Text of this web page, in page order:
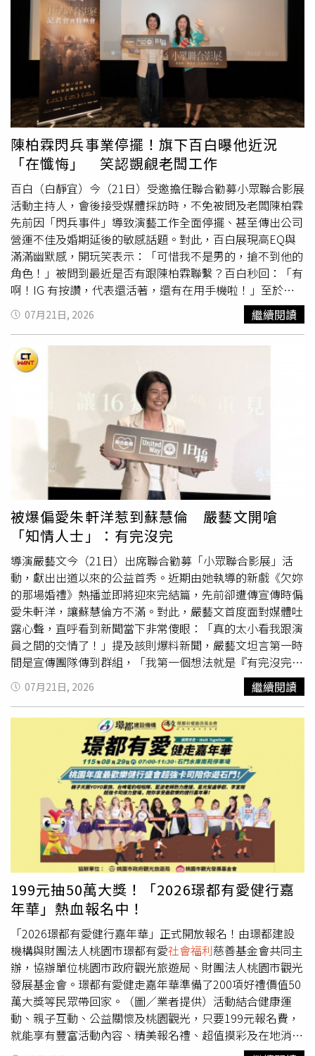
慎評估。保障勞工退休及老年經濟安全是政府責無旁貸的責
任，勞動部將秉持審慎態度，持續蒐集各界意見，逐步檢討
退休金制度。黃玲娜也表示，現階段勞動部持續透過多元方
式鼓勵企業提高提繳率，包括與金管會合作，將提高勞退提
繳率納入2026年ESG評鑑進階加分項目，也將雇主提繳率高
於法定6％列為國家獎項評選的額外加分標準，同時鼓勵勞
雇雙方透過團體協商，將優於法定標準的提繳率納入團體協
約，實質提升勞工退休保障。此外，針對外界提出調高勞保
投保薪資分級表上限及基金運用等建議，勞動部表示，也將
一併評估對勞保財務的整體影響，再審慎研議後續政策方
向。
查，張芳馨因水泥封屍案獲判無期徒刑，判決定讞一年後，
丈夫離家出走被通報為失蹤人口，因此在社會局安排之下，
張芳馨將12歲女兒和7歲兒子的監護權委託一名男子王家
舜，委託期間從2020年10月到2027年11月，後來輾轉得知
王家舜疑似對孩子有不法侵害的行為，因此向新北市社會局
調申請社工調查報告、輔導追蹤紀錄、委託監護事宜的紀
錄、王家舜照顧她小孩所領取的社會福利及補助資料等複
本，但遭到社會局拒絕。張芳馨提了兩次訴願，第二次的結
果是部分准許部分駁回，所以改打行政官司。張芳馨主張孩
子遭毆、受燙傷、被剃眉毛，甚至長期睡在地上，因為媽媽
在坐牢，只能透過社會局了解小孩狀況，相關資料有提供的
必要；她入監後無法直接接觸子女，更不用說繼續照顧，社
會局根本不用考慮她這個母親是否失職、是否需要接受政府
的監督。張芳馨強調，社會局應該幫忙顧好受刑人子女的困
境，而不是緊盯受刑人，既然她還是子女的法定代理人，沒
被剝奪親權，想查詢孩子的資料仍具有正當性。社會局答
辯，張芳馨要調取的資料包括小孩怎麼安排生活、社工處遇
的評估，攸關未成年子女隱私，應取得小孩同意，不可藉由
親權行使的名義侵犯隱私。社會局告訴法院，張芳馨女兒已
滿18歲，兒子差不多上國中了，準備庭開完之後有問過他
們，都反對媽媽調閱檔案，法官做出決定前，應傳喚姊弟倆
到庭表示意見。法官指出，張芳馨殺害小姑才會坐牢，她失
去家庭生活，並不是因為對小孩做了什麼壞事；她的先生失
蹤，父母哥哥已不在人世，弟弟住國外聯絡不上，沒有其他
家人可以伸出援手，家長職責只能落在媽媽身上，才不得不
將監護權委託給王家舜。合議庭認為，張芳馨基於考量小孩
的最佳利益，想確認孩子在王家舜那邊過得好不好，是不是
待在一個適合安全成長的環境，社會局作為主管機關，有義
務照顧保護張芳馨的子女，也有責任協助張芳馨行使親權。
台北高等行政法院判准張芳馨調取子女的追蹤紀錄及評估報
告。（圖／侯世駿攝）北高行表示，既然張芳馨坐牢，不易
得知子女近況，社會局更應該幫她善盡媽媽的責任，張芳馨
申請複製本案文件具有正當理由，因此判決社會局提供社工
服務紀錄、評估報告、兒少事件通報表、家防中心調查記
錄、社工與教師談話記錄、社工探監討論子女事務的訪談紀
錄。新北市社會局回應，社工個案紀錄為社會局內部文件，
實務上不對外提供，惟法院判決後，社會局即依照法院判決
提供相關資料。張芳馨的委任律師證實，在判決確定後，新
北市社會局已依照判決提供文件了。
陳柏霖閃兵事業停擺！旗下百白曝他近況
「在懺悔」 笑認覬覦老闆工作
百白（白靜宜）今（21日）受邀擔任聯合勸募小眾聯合影展
活動主持人，會後接受媒體採訪時，不免被問及老闆陳柏霖
先前因「閃兵事件」導致演藝工作全面停擺、甚至傳出公司
營運不佳及婚期延後的敏感話題。對此，百白展現高EQ與
滿滿幽默感，開玩笑表示：「可惜我不是男的，搶不到他的
角色！」被問到最近是否有跟陳柏霖聯繫？百白秒回：「有
啊！IG 有按讚，代表還活著，還有在用手機啦！」至於老
闆這陣子都在忙些什麼？百白開玩笑直言：「懺悔吧！希望
他好好想一想，做好事、說好話囉。」而針對外界關心的陳
柏霖婚事是否受影響？百白則表示目前尚未收到婚訊通知，
「我也非常期待！但現在應該沒空吧？還是先把眼前的事情
處理好。如果我是女方，我也會說先等一下，事情處理好再
說，不能躁進。」陳柏霖的工作停擺，是否波及旗下藝人？
百白笑稱公司營運相當穩定如常，自己完全沒被影響，還幽
默開起玩笑：「我又不是男的！不然我就可以去接他的戲
了，很可惜搶不到角色。看前面很多人因為這樣接到工作，
覺得很讚，但拍謝，男生的事情跟我無關啦！」剛演完舞台
劇《我不是影后》的百白，目前正開心享受暑假，每天健康
學英文、玩「皮克敏」，膚況好到讓自己非常滿意。她也不
忘連結今日公益活動主題，打趣說道：「多賺一點我就可以
一日捐、二日捐；要是能接到陳柏霖的工作，我『30日捐』
都沒問題！很可惜我不是男生啦！」中華
協會（聯合勸募）今（21日）舉辦「一日捐」小眾聯合影展
記者會，二度透過影展形式，將鏡頭對準容易被忽視的社會
角落，今年聚焦移工與原住民兒少議題。聯合勸募「一日
捐」公益行動邁入第34年，至今累計支持近47萬名受助者
及其家庭。
07月21日, 2026 繼續閱讀
被爆偏愛朱軒洋惹到蘇慧倫 嚴藝文開嗆
「知情人士」：有完沒完
導演嚴藝文今（21日）出席聯合勸募「小眾聯合影展」活
動，獻出出道以來的公益首秀。近期由她執導的新戲《欠妳
的那場婚禮》熱播並即將迎來完結篇，先前卻遭傳宣傳時偏
愛朱軒洋，讓蘇慧倫方不滿。對此，嚴藝文首度面對媒體吐
露心聲，直呼看到新聞當下非常傻眼：「真的太小看我跟演
員之間的交情了！」提及該則爆料新聞，嚴藝文坦言第一時
間是宣傳團隊傳到群組，「我第一個想法就是『有完沒完
啊？戲都快完結篇了！』我不管什麼知情人士，真的太小看
我們了。」她坦承第一天覺得累又傻眼，第二天與宇宙人一
起做宣傳時更有感而發、油然生起一股感傷，「我們大家每
天勤勤懇懇拍片、想把事情做好，結果出一篇這樣的新聞，
大家卻都在關注旁門左道。」嚴藝文透露，蘇慧倫的經紀人
第一時間也立刻打給她的工作夥伴，情緒甚至比她還激動，
「當時我在做宣傳沒接到電話，我覺得不用特別討論這件
事，我們都有默契在。」當天晚上她還拿蘇慧倫送的推臉機
推臉，一邊推一邊哼哼哼地笑，覺得很傻眼。她也分享與演
員們私下的真實互動，笑說與蘇慧倫都是天蠍座，不用多說
什麼，對方都是直接傳「愛你喔」，兩人見面抱抱就盡在不
言中；至於朱軒洋，她則開玩笑地嗆他：「都是你害的啦！
要請我吃飯！」近期為了新戲宣傳疲奔波，加上新聞事件夾
擊，嚴藝文坦言這幾天身心俱疲、一度陷入情緒低潮，「前
兩天其實有點不想出門，甚至有點後悔幹嘛答應（公益），
真的太勞累了。」為了紓解龐大壓力，她這幾天在家狂練打
鼓，一天打三到四個小時，一直狂練宇宙人的歌，練到手都
長繭。不過，親自來到公益活動現場，嚴藝文的心情被大幅
療癒：「今天來了之後，覺得自己已經算是非常幸運的人，
這是我跨出去的小小一步。看到可以用影像說話、做公益非
常有意義，希望今天能沐浴在做好事的陽光下。」被問到宣
傳告一段落後是否要大休息？嚴藝文笑說演員們都傳訊息叫
她好好休息，但她腦子已經開始在構思下一個劇本，題材預
07月21日, 2026 繼續閱讀
199元抽50萬大獎！「2026璟都有愛健行嘉
年華」熱血報名中！
「2026璟都有愛健行嘉年華」正式開放報名！由璟都建設
機構與財團法人桃園市璟都有愛社會福利慈善基金會共同主
辦，協辦單位桃園市政府觀光旅遊局、財團法人桃園市觀光
發展基金會。璟都有愛健走嘉年華準備了200項好禮價值50
萬大獎等民眾帶回家。（圖／業者提供）活動結合健康運
動、親子互動、公益關懷及桃園觀光，只要199元報名費，
就能享有豐富活動內容、精美報名禮、超值摸彩及在地消費
優惠，邀請全台民眾走進石門水庫，一起用雙腳感受桃園之